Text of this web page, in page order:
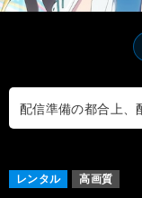
レンタル 高画質